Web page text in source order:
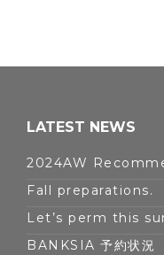
LATEST NEWS
2024AW
Fall preparations.
Let’s perm this
BANKSIA 予約状況